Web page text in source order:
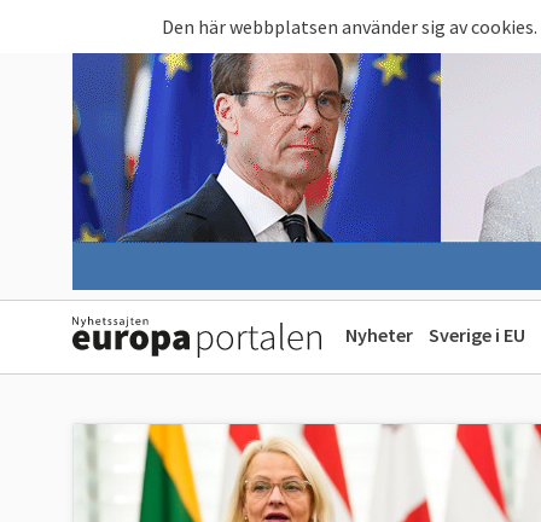
Den här webbplatsen använder sig av cookies.
Nyheter Sverige i EU